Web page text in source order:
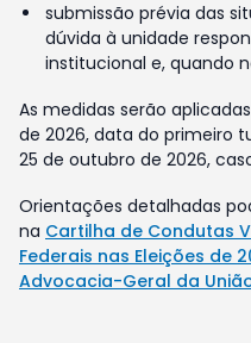
submissão prévia das
dúvida à unidade
institucional e, quando
As medidas serão
de 2026, data do primeiro
25 de outubro de 2026,
Orientações detalhadas
na Cartilha de Condutas
Federais nas Eleições de
Advocacia-Geral da